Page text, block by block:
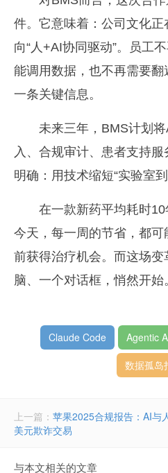
件。它意味着：公司文化正
向“人+AI协同驱动”。员工
能调用数据，也不再需要翻
一条关键信息。
未来三年，BMS计划
入、合规审计、患者支持
明确：用技术缩短“实验室到
在一款新药平均耗时
今天，每一周的节省，都
前获得治疗机会。而这场
脑、一个对话框，悄然开始
Claude Code Agentic
数据孤岛
上一篇： 苹果2025合规报告：AI与
美元欺诈交易
与本文相关的文章